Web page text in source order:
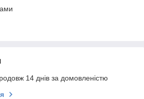
14 днів за домовленістю